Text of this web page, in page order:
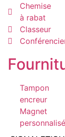
Chemise
à rabat
Classeur
Tampon
encreur
Magnet
personnalisé